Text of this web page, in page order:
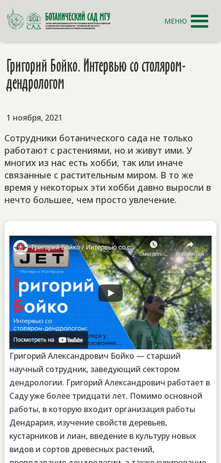
МЕНЮ
Григорий Бойко. Интервью со столяром-
дендрологом
1 ноября, 2021
Сотрудники ботанического сада не только
работают с растениями, но и живут ими. У
многих из нас есть хобби, так или иначе
связанные с растительным миром. В то же
время у некоторых эти хобби давно выросли в
нечто большее, чем просто увлечение.
Григорий Александрович Бойко — старший
научный сотрудник, заведующий сектором
дендрологии. Григорий Александрович работает в
Саду уже более тридцати лет. Помимо основной
работы, в которую входит организация работы
Дендрария, изучение свойств деревьев,
кустарников и лиан, введение в культуру новых
видов и сортов древесных растений,